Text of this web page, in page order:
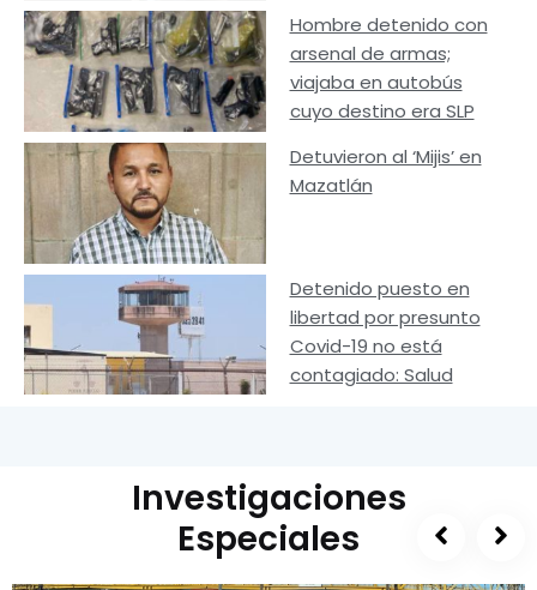
Hombre detenido con
arsenal de armas;
viajaba en autobús
cuyo destino era SLP
Detuvieron al ‘Mijis’ en
Mazatlán
Detenido puesto en
libertad por presunto
Covid-19 no está
contagiado: Salud
Investigaciones
Especiales